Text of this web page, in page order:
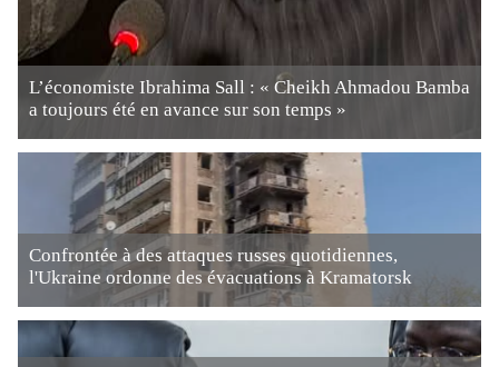
L’économiste Ibrahima Sall : « Cheikh Ahmadou Bamba
a toujours été en avance sur son temps »
Confrontée à des attaques russes quotidiennes,
l'Ukraine ordonne des évacuations à Kramatorsk